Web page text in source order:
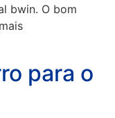
bwin. O bom
para o